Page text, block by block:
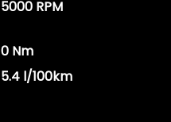
5000 RPM
0 Nm
5.4 l/100km